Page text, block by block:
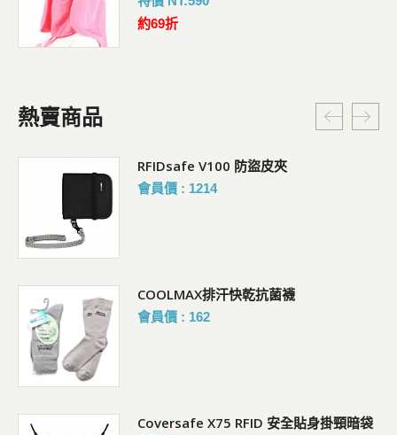
約69折
熱賣商品
RFIDsafe V100 防盜皮夾
會員價 : 1214
COOLMAX排汗快乾抗菌襪
會員價 : 162
Coversafe X75 RFID 安全貼身掛頸暗袋